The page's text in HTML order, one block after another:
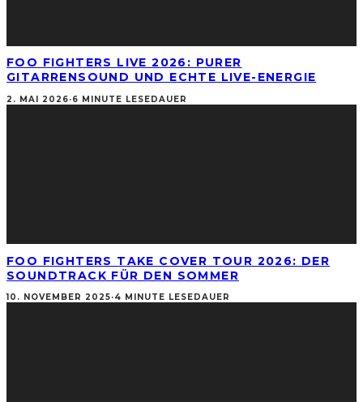
FOO FIGHTERS LIVE 2026: PURER
GITARRENSOUND UND ECHTE LIVE-ENERGIE
2. MAI 2026·6 MINUTE LESEDAUER
FOO FIGHTERS TAKE COVER TOUR 2026: DER
SOUNDTRACK FÜR DEN SOMMER
10. NOVEMBER 2025·4 MINUTE LESEDAUER